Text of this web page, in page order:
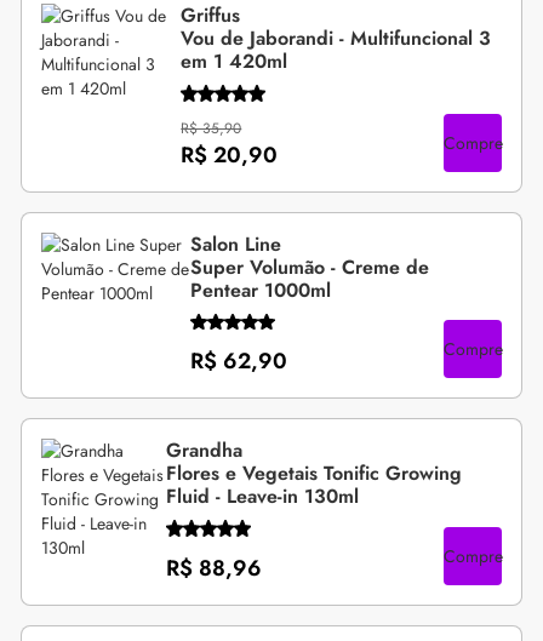
Griffus
Vou de Jaborandi - Multifuncional 3
em 1 420ml
R$ 35,90
R$ 20,90 Compre
Salon Line
Super Volumão - Creme de
Pentear 1000ml
R$ 62,90 Compre
Grandha
Flores e Vegetais Tonific Growing
Fluid - Leave-in 130ml
R$ 88,96 Compre